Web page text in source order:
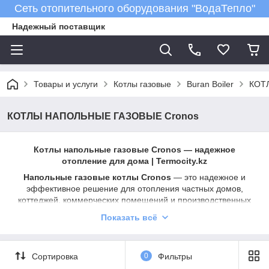
Сеть отопительного оборудования "ВодаТепло"
Надежный поставщик
Товары и услуги Котлы газовые Buran Boiler
КОТЛЫ НАПОЛЬНЫЕ ГАЗОВЫЕ Cronos
Котлы напольные газовые Cronos — надежное
отопление для дома | Termocity.kz
Напольные газовые котлы Cronos — это надежное и
эффективное решение для отопления частных домов,
коттеджей, коммерческих помещений и производственных
широкий ассортимент котлов Cronos с различной
Преимущества напольных газовых
Показать всё
Сортировка 0 Фильтры